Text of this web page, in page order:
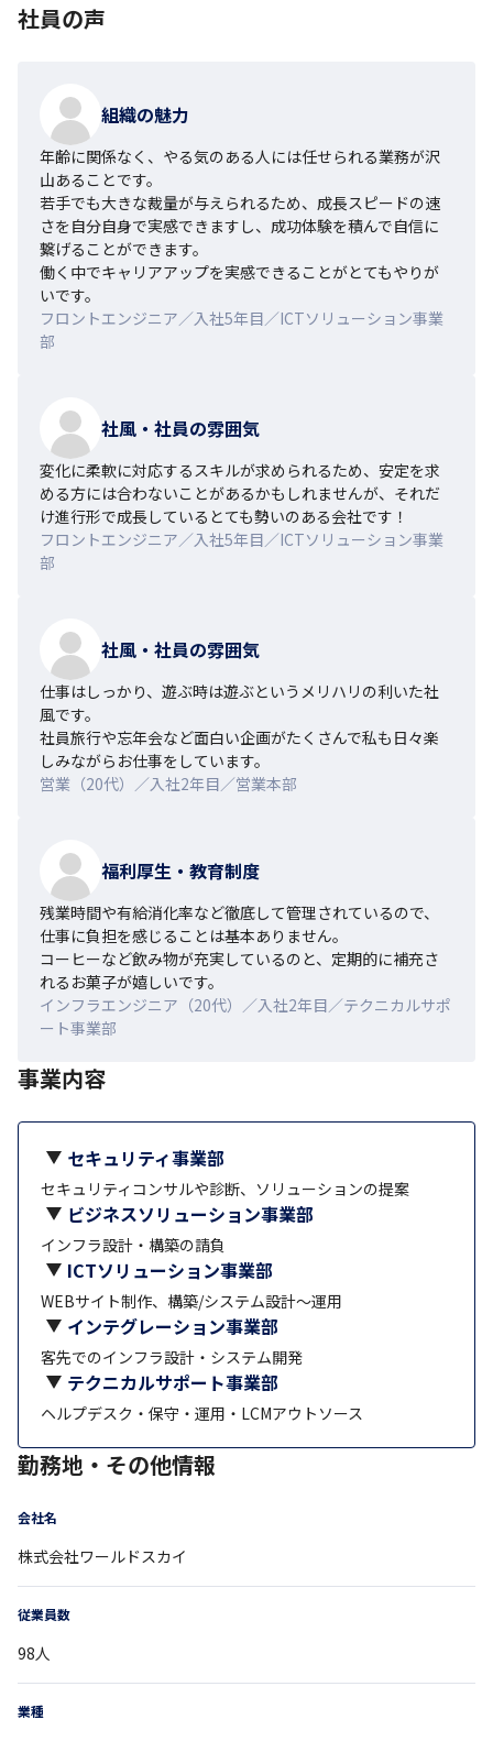
社員の声
組織の魅力
年齢に関係なく、やる気のある人には任せられる業務が沢
山あることです。
若手でも大きな裁量が与えられるため、成長スピードの速
さを自分自身で実感できますし、成功体験を積んで自信に
繋げることができます。
働く中でキャリアアップを実感できることがとてもやりが
いです。
フロントエンジニア／入社5年目／ICTソリューション事業
部
社風・社員の雰囲気
変化に柔軟に対応するスキルが求められるため、安定を求
める方には合わないことがあるかもしれませんが、それだ
け進行形で成長しているとても勢いのある会社です！
フロントエンジニア／入社5年目／ICTソリューション事業
部
社風・社員の雰囲気
仕事はしっかり、遊ぶ時は遊ぶというメリハリの利いた社
風です。
社員旅行や忘年会など面白い企画がたくさんで私も日々楽
しみながらお仕事をしています。
営業（20代）／入社2年目／営業本部
福利厚生・教育制度
残業時間や有給消化率など徹底して管理されているので、
仕事に負担を感じることは基本ありません。
コーヒーなど飲み物が充実しているのと、定期的に補充さ
れるお菓子が嬉しいです。
インフラエンジニア（20代）／入社2年目／テクニカルサポ
ート事業部
事業内容
セキュリティ事業部
セキュリティコンサルや診断、ソリューションの提案
ビジネスソリューション事業部
インフラ設計・構築の請負
ICTソリューション事業部
WEBサイト制作、構築/システム設計～運用
インテグレーション事業部
客先でのインフラ設計・システム開発
テクニカルサポート事業部
ヘルプデスク・保守・運用・LCMアウトソース
勤務地・その他情報
会社名
株式会社ワールドスカイ
従業員数
98人
業種